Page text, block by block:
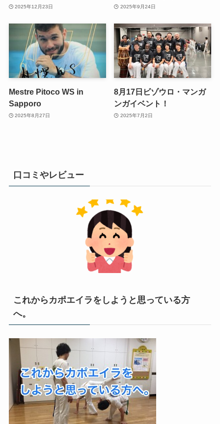
2025年12月23日 2025年9月24日
Mestre Pitoco WS in
Sapporo
2025年8月27日
8月17日ビゾウロ・マンガ
ンガイベント！
2025年7月2日
口コミやレビュー
これからカポエイラをしようと思っている方
へ。